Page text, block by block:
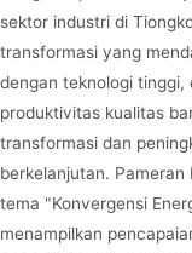
sektor industri di
transformasi yang
dengan teknologi tinggi,
produktivitas kualitas
transformasi dan
berkelanjutan.
tema "Konvergensi
menampilkan